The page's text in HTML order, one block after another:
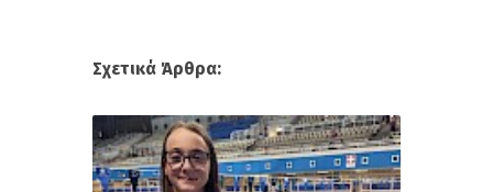
Σχετικά Άρθρα: